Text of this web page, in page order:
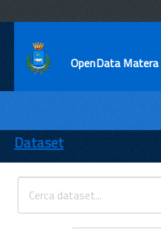
OpenData Matera
ENTI
TEMI
INFORMAZIONI
Dataset